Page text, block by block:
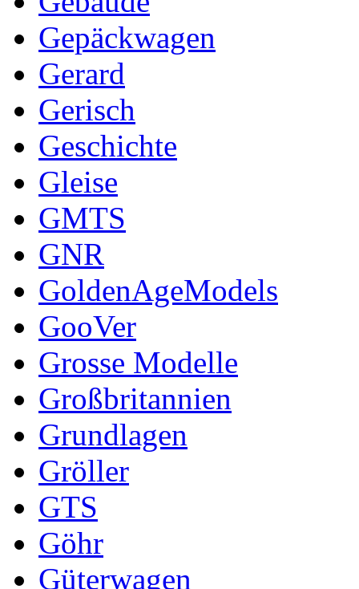
Gepäckwagen
Gerard
Gerisch
Geschichte
Gleise
GMTS
GNR
GoldenAgeModels
GooVer
Grosse Modelle
Großbritannien
Grundlagen
Gröller
GTS
Göhr
Güterwagen